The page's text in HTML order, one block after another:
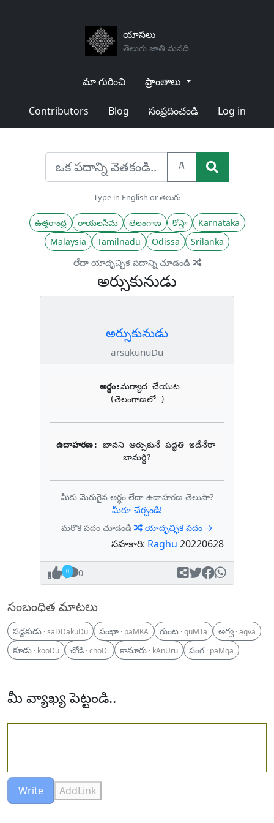
యాసలు
తెలుగు జాతి మనది
మా గురించి ప్రాంతాలు
Contributors Blog సంప్రదించండి Log in
A
Type in English or తెలుగు
ఉత్తరాంధ్ర రాయలసీమ తెలంగాణ కోస్తా
Karnataka
Malaysia
Tamilnadu Odissa
Srilanka
లేదా యాదృచ్ఛిక పదాన్ని చూడండి
అర్సుకునుడు
అర్సుకునుడు
arsukunuDu
అర్థం:మర్యాద చేయుట
(తెలంగాణలో )
ఉదాహరణ: బావని అర్సుకునే పద్ధతి ఇదేనేరా
బామర్ది?
మీకు మెరుగైన అర్థం లేదా ఉదాహరణ తెలుసా?
మీరూ చేర్చండి!
మరొక పదం చూడండి
యాదృచ్ఛిక పదం →
సహకారి: Raghu 20220628
0 0
సంబంధిత మాటలు
సడ్డకుడు · saDDakuDu పంఖా · paMKA గుంట · guMTa అగ్వ · agva
కూడు · kooDu చోడి · choDi కానూరు · kAnUru పంగ· paMga
మీ వ్యాఖ్య పెట్టండి..
Write AddLink